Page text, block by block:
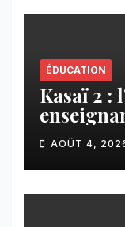
ÉDUCATION
Kasaï 2 :
imposée
CNCA
AOÛT 4,